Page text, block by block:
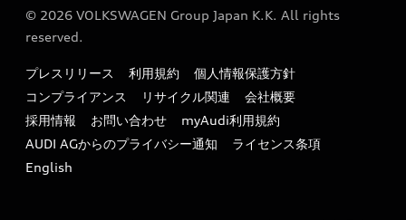
myAudi
メンテナンス
ファイナンス
キャンペーン / イベント
買取査定
特定整備適用車一覧
リサイクル法
よくある質問（FAQ）
© 2026 VOLKSWAGEN Group Japan K.K. All rights
reserved.
プレスリリース 利用規約
個人情報保護方針
コンプライアンス
リサイクル関連
会社概要
採用情報
お問い合わせ
myAudi利用規約
AUDI AGからのプライバシー通知
ライセンス条項
English